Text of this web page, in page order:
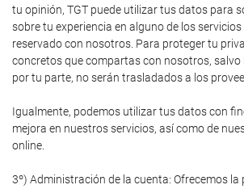
tu opinión, TGT puede utilizar tus datos para
sobre tu experiencia en alguno de los
reservado con nosotros. Para proteger tu
concretos que compartas con nosotros,
por tu parte, no serán trasladados a los
Igualmente, podemos utilizar tus datos con
mejora en nuestros servicios, así como de
online.
3º) Administración de la cuenta: Ofrecemos la